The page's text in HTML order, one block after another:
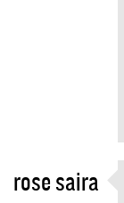
rose saira